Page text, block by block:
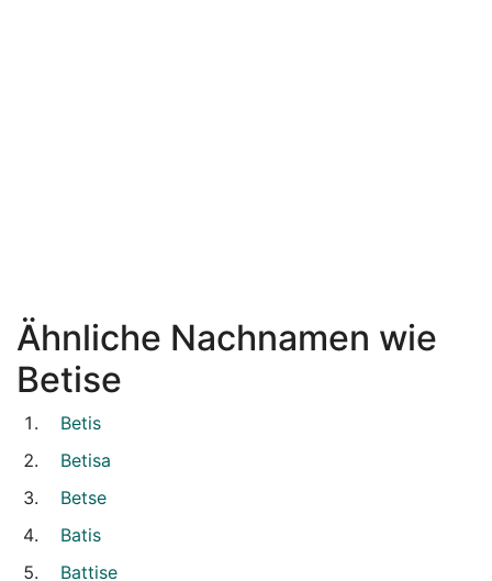
Ähnliche Nachnamen wie
Betise
Betis
Betisa
Betse
Batis
Battise